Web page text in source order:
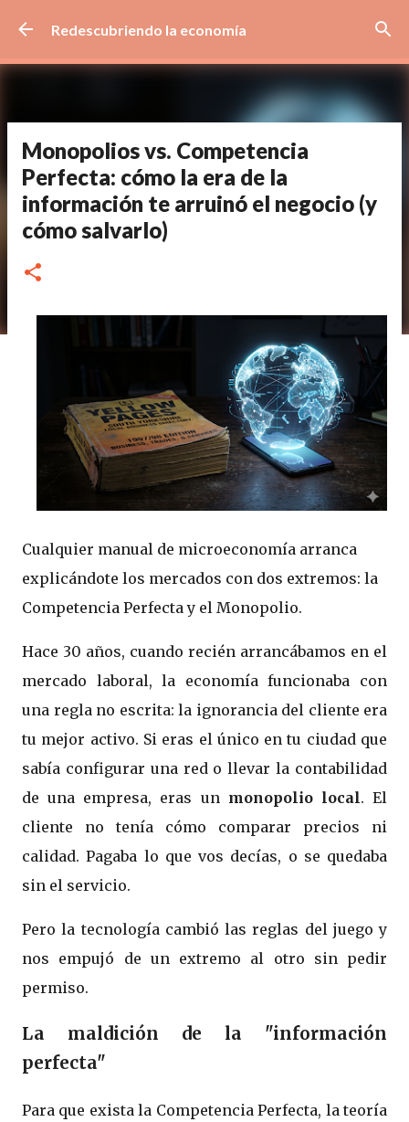
Ir al contenido principal
Redescubriendo la economía
Monopolios vs. Competencia
Perfecta: cómo la era de la
información te arruinó el negocio (y
cómo salvarlo)
Cualquier manual de microeconomía arranca
explicándote los mercados con dos extremos: la
Competencia Perfecta y el Monopolio.
Hace 30 años, cuando recién arrancábamos en el
mercado laboral, la economía funcionaba con
una regla no escrita: la ignorancia del cliente era
tu mejor activo. Si eras el único en tu ciudad que
sabía configurar una red o llevar la contabilidad
de una empresa, eras un monopolio local. El
cliente no tenía cómo comparar precios ni
calidad. Pagaba lo que vos decías, o se quedaba
sin el servicio.
Pero la tecnología cambió las reglas del juego y
nos empujó de un extremo al otro sin pedir
permiso.
La maldición de la "información
perfecta"
Para que exista la Competencia Perfecta, la teoría